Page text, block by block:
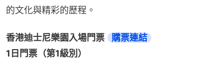
的文化與精彩的歷程。
香港迪士尼樂園入場門票
購票連結
1日門票（第1級別）